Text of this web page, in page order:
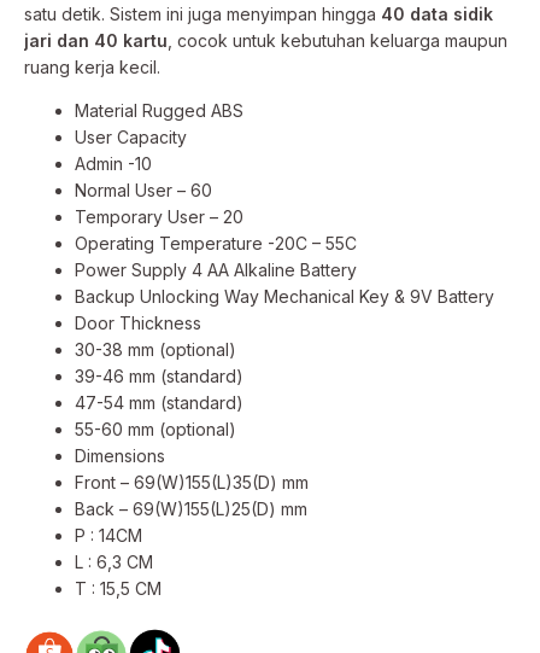
satu detik. Sistem ini juga menyimpan hingga 40 data sidik
jari dan 40 kartu , cocok untuk kebutuhan keluarga maupun
ruang kerja kecil.
Material Rugged ABS
User Capacity
Admin -10
Normal User – 60
Temporary User – 20
Operating Temperature -20C – 55C
Power Supply 4 AA Alkaline Battery
Backup Unlocking Way Mechanical Key & 9V Battery
Door Thickness
30-38 mm (optional)
39-46 mm (standard)
47-54 mm (standard)
55-60 mm (optional)
Dimensions
Front – 69(W)155(L)35(D) mm
Back – 69(W)155(L)25(D) mm
P : 14CM
L : 6,3 CM
T : 15,5 CM